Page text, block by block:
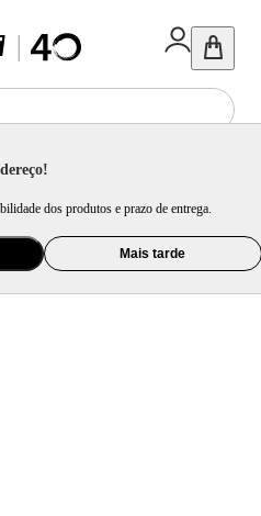
dos produtos e prazo de entrega.
Mais tarde